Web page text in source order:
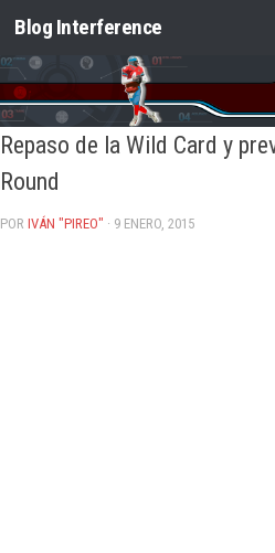
Saltar al contenido
Blog Interference
Repaso de la Wild Card y
Round
POR IVÁN "PIREO" · 9 ENERO, 2015